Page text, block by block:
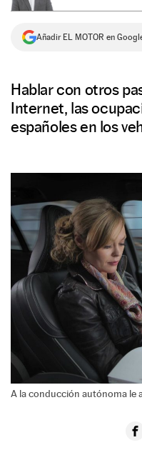
Añadir EL MOTOR en
Hablar con otros
Internet, las
españoles en los
A la conducción autónoma le